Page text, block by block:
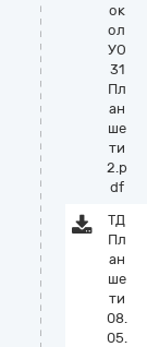
ок
ол
УО
31
Пл
ан
ше
ти
2.p
df
ТД
Пл
ан
ше
ти
08.
05.